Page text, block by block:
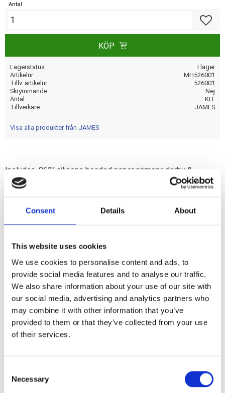
Consent Details About
This website uses cookies
We use cookies to personalise content and ads, to
provide social media features and to analyse our traffic.
We also share information about your use of our site with
our social media, advertising and analytics partners who
may combine it with other information that you’ve
provided to them or that they’ve collected from your use
of their services.
Necessary
Antal
KÖP
Lagerstatus
I lager
Artikelnr
MH526001
Tillv. artikelnr
526001
Skrymmande
Nej
Antal
KIT
Tillverkare
JAMES
Visa alla produkter från JAMES
Includes .062" silicone beaded paper primary; derby &
inspection cover gaskets and o-rings; seals and hardware.
Dela med dig
c
b
o
k
Omdömen
Du
Bli den första att lämna ett omdöme.